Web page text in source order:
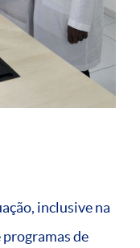
inclusive na
de